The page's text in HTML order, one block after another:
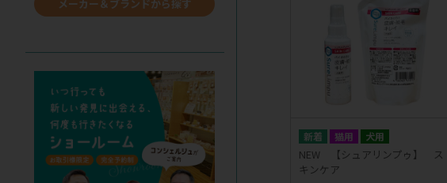
猫用 犬用
NEW 【シュアリンプゥ】 ス
キンケア
メーカー＆ブランドから探す